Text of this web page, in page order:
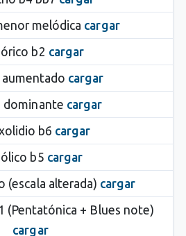
melódica cargar
b2 cargar
aumentado cargar
dominante cargar
b6 cargar
b5 cargar
(escala alterada) cargar
(Pentatónica + Blues note)
cargar